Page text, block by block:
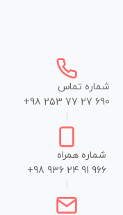
شماره تماس
+98 253 77 27 690
شماره همراه
+98 936 24 91 966